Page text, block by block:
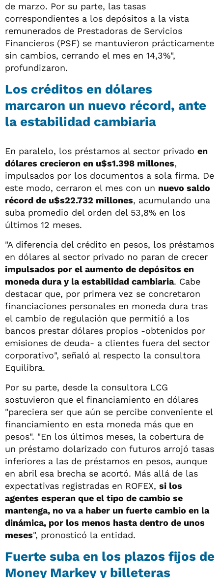
de marzo. Por su parte, las tasas
correspondientes a los depósitos a la vista
remunerados de Prestadoras de Servicios
Financieros (PSF) se mantuvieron prácticamente
sin cambios, cerrando el mes en 14,3%",
profundizaron.
Los créditos en dólares
marcaron un nuevo récord, ante
la estabilidad cambiaria
En paralelo, los préstamos al sector privado en
dólares crecieron en u$s1.398 millones,
impulsados por los documentos a sola firma. De
este modo, cerraron el mes con un nuevo saldo
récord de u$s22.732 millones, acumulando una
suba promedio del orden del 53,8% en los
últimos 12 meses.
"A diferencia del crédito en pesos, los préstamos
en dólares al sector privado no paran de crecer
impulsados por el aumento de depósitos en
moneda dura y la estabilidad cambiaria. Cabe
destacar que, por primera vez se concretaron
financiaciones personales en moneda dura tras
el cambio de regulación que permitió a los
bancos prestar dólares propios -obtenidos por
emisiones de deuda- a clientes fuera del sector
corporativo", señaló al respecto la consultora
Equilibra.
Por su parte, desde la consultora LCG
sostuvieron que el financiamiento en dólares
"pareciera ser que aún se percibe conveniente el
financiamiento en esta moneda más que en
pesos". "En los últimos meses, la cobertura de
un préstamo dolarizado con futuros arrojó tasas
inferiores a las de préstamos en pesos, aunque
en abril esa brecha se acortó. Más allá de las
expectativas registradas en ROFEX, si los
agentes esperan que el tipo de cambio se
mantenga, no va a haber un fuerte cambio en la
dinámica, por los menos hasta dentro de unos
meses", pronosticó la entidad.
Fuerte suba en los plazos fijos de
Money Markey y billeteras